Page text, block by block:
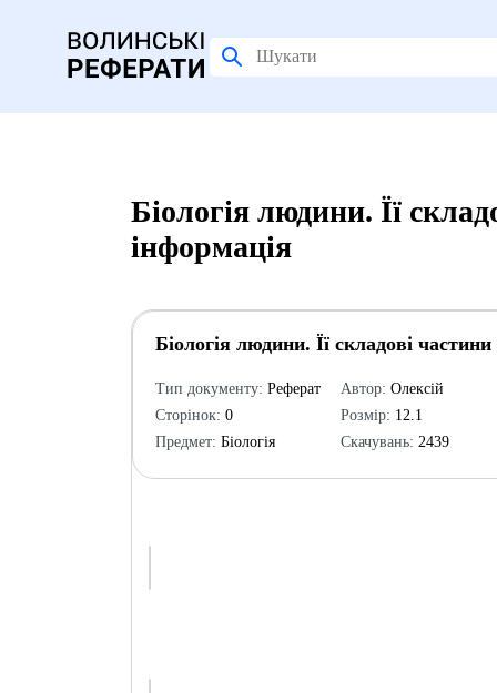
Біологія людини. Її
інформація
Біологія людини. Її складові частини
Тип документу: Реферат
Сторінок: 0
Предмет: Біологія
Автор: Олексій
Розмір: 12.1
Скачувань: 2439